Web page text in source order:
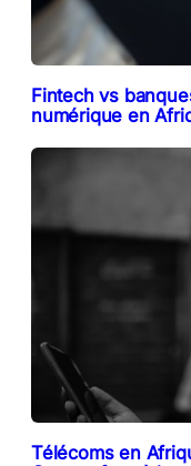
Fintech vs
numérique en
Télécoms en